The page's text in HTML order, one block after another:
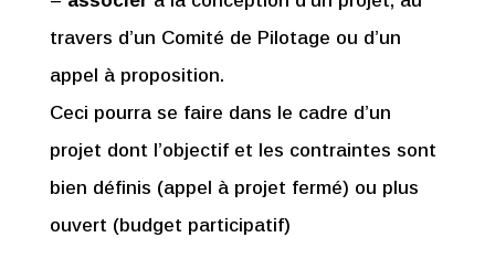
travers d’un Comité de Pilotage ou d’un
appel à proposition.
Ceci pourra se faire dans le cadre d’un
projet dont l’objectif et les contraintes sont
bien définis (appel à projet fermé) ou plus
ouvert (budget participatif)